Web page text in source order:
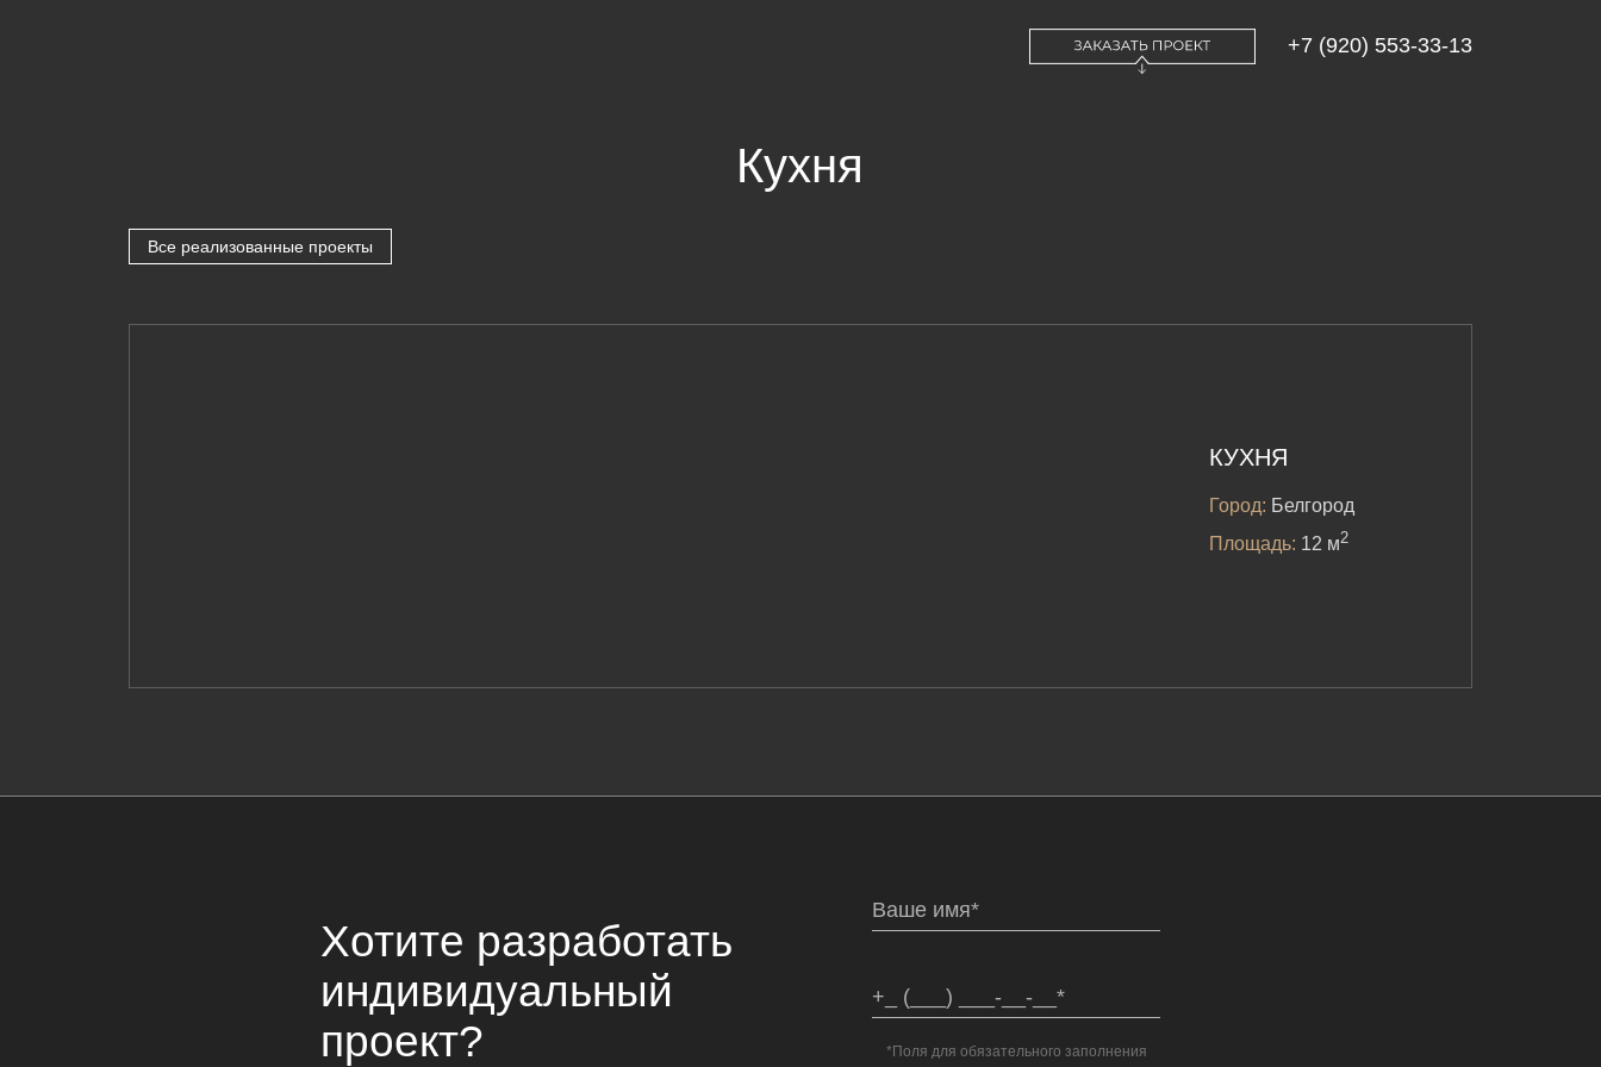
+7 (920) 553-33-13
Кухня
Все реализованные проекты
КУХНЯ
Город: Белгород
Площадь: 12 м2
Хотите разработать
индивидуальный
проект?
*Поля для обязательного заполнения